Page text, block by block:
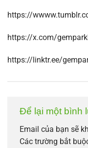
https://
https://x.com/
https://linktr.ee/
Để lại một bình
Email của bạn sẽ
Các trường bắt